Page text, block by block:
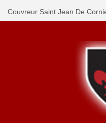
Couvreur Saint Jean De